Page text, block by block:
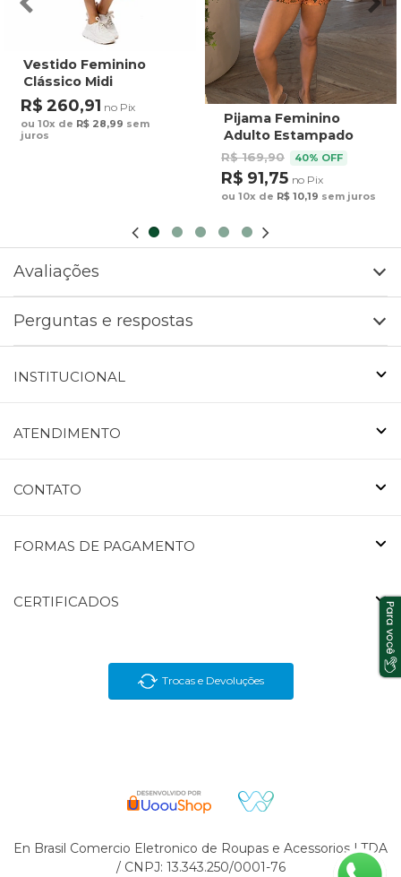
Vestido Feminino
Clássico Midi
Estampado Maxi
Arara Fundo Azul
R$ 260,91 no Pix
ou 10x de R$ 28,99 sem
juros
Pijama Feminino
Adulto Estampado
Preguiça Tucano
Fundo Marrom
R$ 169,90 40% OFF
R$ 91,75 no Pix
ou 10x de R$ 10,19 sem juros
Avaliações
Perguntas e respostas
INSTITUCIONAL
ATENDIMENTO
CONTATO
FORMAS DE PAGAMENTO
CERTIFICADOS
Trocas e Devoluções
En Brasil Comercio Eletronico de Roupas e Acessorios LTDA
/ CNPJ: 13.343.250/0001-76